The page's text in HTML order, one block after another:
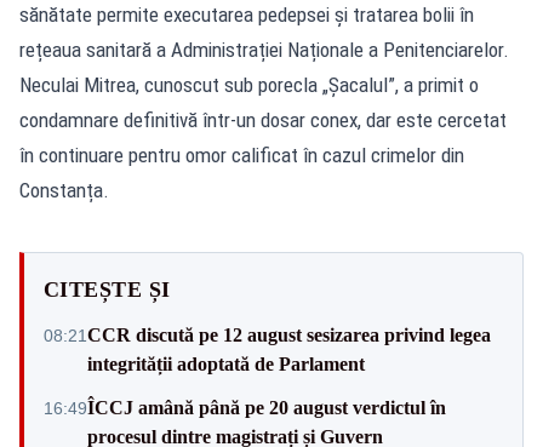
sănătate permite executarea pedepsei și tratarea bolii în
rețeaua sanitară a Administrației Naționale a Penitenciarelor.
Neculai Mitrea, cunoscut sub porecla „Șacalul”, a primit o
condamnare definitivă într-un dosar conex, dar este cercetat
în continuare pentru omor calificat în cazul crimelor din
Constanța.
CITEȘTE ȘI
08:21CCR discută pe 12 august sesizarea privind legea
integrității adoptată de Parlament
16:49ÎCCJ amână până pe 20 august verdictul în
procesul dintre magistrați și Guvern